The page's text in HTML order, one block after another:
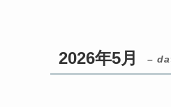
2026年5月 –